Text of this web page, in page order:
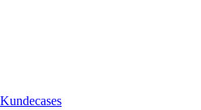
Kundecases